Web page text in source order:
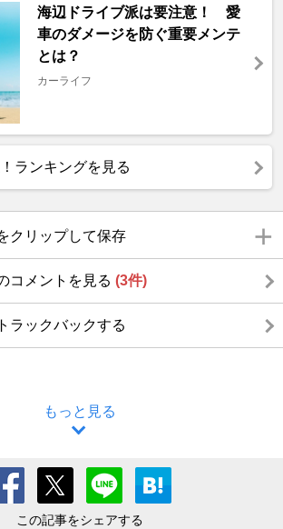
海辺ドライブ派は要注意！ 愛
車のダメージを防ぐ重要メンテ
とは？
カーライフ
ランキングを見る
クリップして保存
コメントを見る (3件)
ラックバックする
もっと見る
この記事をシェアする